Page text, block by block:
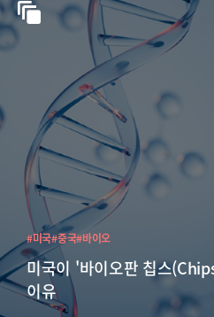
미국이 '바이오판 칩스
이유
#미국#중국#바이오